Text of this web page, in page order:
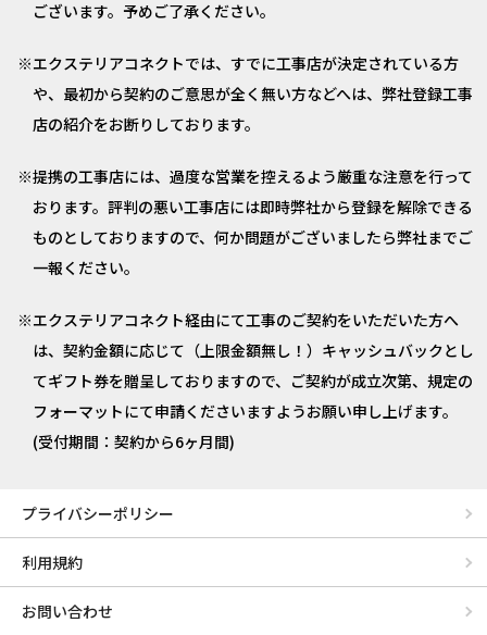
ございます。予めご了承ください。
エクステリアコネクトでは、すでに工事店が決定されている方
や、最初から契約のご意思が全く無い方などへは、弊社登録工事
店の紹介をお断りしております。
提携の工事店には、過度な営業を控えるよう厳重な注意を行って
おります。評判の悪い工事店には即時弊社から登録を解除できる
ものとしておりますので、何か問題がございましたら弊社までご
一報ください。
エクステリアコネクト経由にて工事のご契約をいただいた方へ
は、契約金額に応じて（上限金額無し！）キャッシュバックとし
てギフト券を贈呈しておりますので、ご契約が成立次第、規定の
フォーマットにて申請くださいますようお願い申し上げます。
(受付期間：契約から6ヶ月間)
プライバシーポリシー
利用規約
お問い合わせ